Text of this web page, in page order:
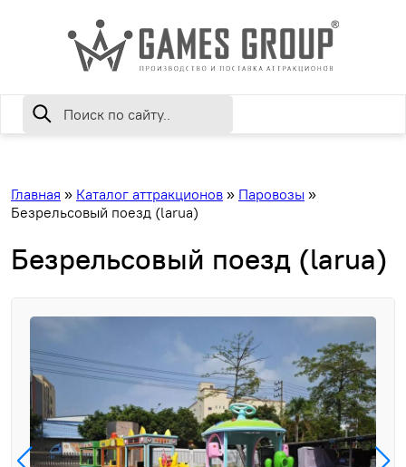
Главная » Каталог аттракционов » Паровозы »
Безрельсовый поезд (larua)
Безрельсовый поезд (larua)